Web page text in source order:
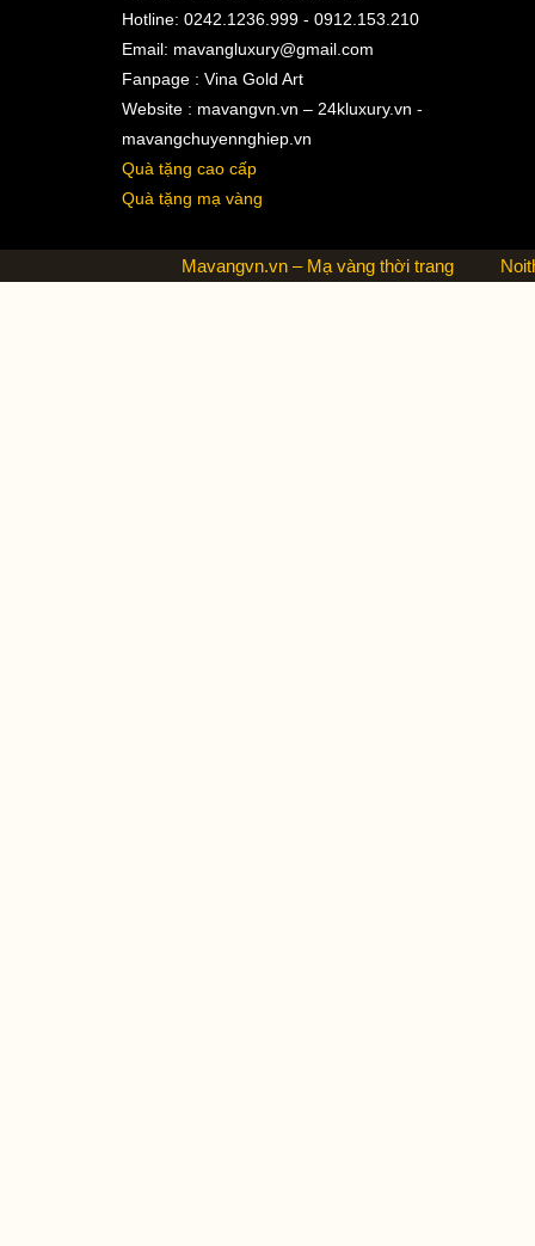
Hotline: 0242.1236.999 - 0912.153.210
Email: mavangluxury@gmail.com
Fanpage : Vina Gold Art
Website : mavangvn.vn – 24kluxury.vn -
mavangchuyennghiep.vn
Quà tặng cao cấp
Quà tặng mạ vàng
Mavangvn.vn – Mạ vàng thời trang